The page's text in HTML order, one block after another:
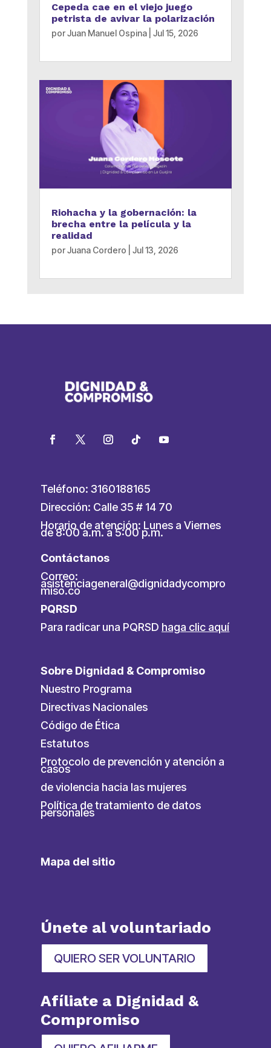
Cepeda cae en el viejo juego
petrista de avivar la polarización
porJuan Manuel Ospina| Jul 15, 2026
Riohacha y la gobernación: la
brecha entre la película y la
realidad
porJuana Cordero Jul 13, 2026
Teléfono: 3160188165
Dirección: Calle 35 # 14 70
Horario de atención: Lunes a Viernes
de 8:00 a.m. a 5:00 p.m.
Contáctanos
Correo:
asistenciageneral@dignidadycompro
miso.co
PQRSD
Para radicar una PQRSD haga clic aquí
Sobre Dignidad & Compromiso
Nuestro Programa
Directivas Nacionales
Código de Ética
Estatutos
Protocolo de prevención y atención a
casos
de violencia hacia las mujeres
Política de tratamiento de datos
personales
Mapa del sitio
Únete al voluntariado
QUIERO SER VOLUNTARIO
Afíliate a Dignidad &
Compromiso